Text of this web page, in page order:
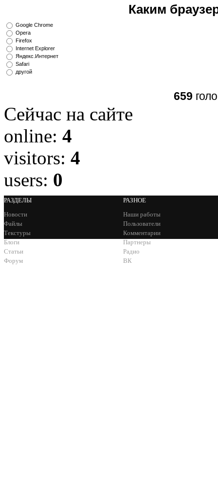
Каким
Google Chrome
Opera
Firefox
Internet Explorer
Яндекс.Интернет
Safari
другой
659
Сейчас на сайте
online: 4
visitors: 4
users: 0
РАЗДЕЛЫ
Новости
Файлы
Текстуры
Блоги
Статьи
Форум
РАЗНОЕ
Наши работы
Пользователи
Комментарии
Партнеры
Радио
ВК